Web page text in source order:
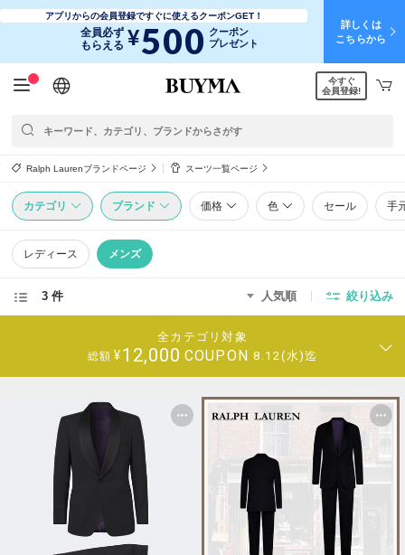
アプリからの会員登録ですぐに使えるクーポンGET！
全員必ず
もらえる ¥500 クーポン
プレゼント
詳しくは
こちらから
日本語
English
简体中文
繁體中文
今すぐ
会員登録!
Ralph Laurenブランドページ スーツ一覧ページ
カテゴリ ブランド 価格 色 セール 手
レディース メンズ
3 件 人気順 絞り込み
全カテゴリ対象
総額 ¥12,000 COUPON 8.12(水)迄